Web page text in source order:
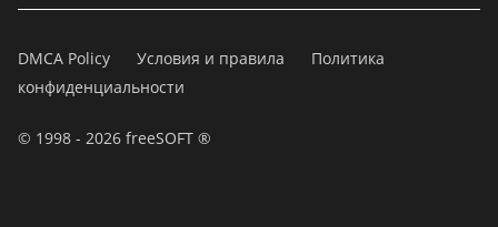
DMCA Policy Условия и правила
Политика
конфиденциальности
© 1998 - 2026 freeSOFT ®